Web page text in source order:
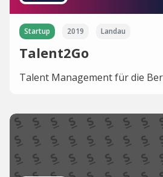
Startup 2019 Landau
Talent2Go
Talent Management für die